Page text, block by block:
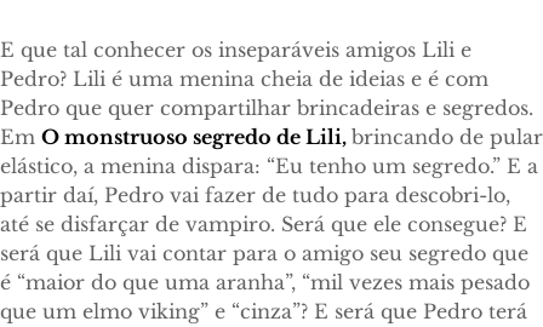
E que tal conhecer os inseparáveis amigos Lili e
Pedro? Lili é uma menina cheia de ideias e é com
Pedro que quer compartilhar brincadeiras e segredos.
Em O monstruoso segredo de Lili, brincando de pular
elástico, a menina dispara: “Eu tenho um segredo.” E a
partir daí, Pedro vai fazer de tudo para descobri-lo,
até se disfarçar de vampiro. Será que ele consegue? E
será que Lili vai contar para o amigo seu segredo que
é “maior do que uma aranha”, “mil vezes mais pesado
que um elmo viking” e “cinza”? E será que Pedro terá